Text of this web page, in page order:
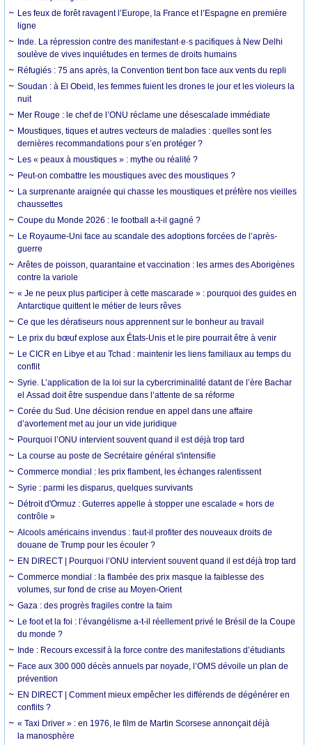
Les feux de forêt ravagent l’Europe, la France et l’Espagne en première
ligne
Inde. La répression contre des manifestant·e·s pacifiques à New Delhi
soulève de vives inquiétudes en termes de droits humains
Réfugiés : 75 ans après, la Convention tient bon face aux vents du repli
Soudan : à El Obeid, les femmes fuient les drones le jour et les violeurs la
nuit
Mer Rouge : le chef de l’ONU réclame une désescalade immédiate
Moustiques, tiques et autres vecteurs de maladies : quelles sont les
dernières recommandations pour s’en protéger ?
Les « peaux à moustiques » : mythe ou réalité ?
Peut-on combattre les moustiques avec des moustiques ?
La surprenante araignée qui chasse les moustiques et préfère nos vieilles
chaussettes
Coupe du Monde 2026 : le football a-t-il gagné ?
Le Royaume-Uni face au scandale des adoptions forcées de l’après-
guerre
Arêtes de poisson, quarantaine et vaccination : les armes des Aborigènes
contre la variole
« Je ne peux plus participer à cette mascarade » : pourquoi des guides en
Antarctique quittent le métier de leurs rêves
Ce que les dératiseurs nous apprennent sur le bonheur au travail
Le prix du bœuf explose aux États-Unis et le pire pourrait être à venir
Le CICR en Libye et au Tchad : maintenir les liens familiaux au temps du
conflit
Syrie. L’application de la loi sur la cybercriminalité datant de l’ère Bachar
el Assad doit être suspendue dans l’attente de sa réforme
Corée du Sud. Une décision rendue en appel dans une affaire
d’avortement met au jour un vide juridique
Pourquoi l’ONU intervient souvent quand il est déjà trop tard
La course au poste de Secrétaire général s'intensifie
Commerce mondial : les prix flambent, les échanges ralentissent
Syrie : parmi les disparus, quelques survivants
Détroit d'Ormuz : Guterres appelle à stopper une escalade « hors de
contrôle »
Alcools américains invendus : faut-il profiter des nouveaux droits de
douane de Trump pour les écouler ?
EN DIRECT | Pourquoi l’ONU intervient souvent quand il est déjà trop tard
Commerce mondial : la flambée des prix masque la faiblesse des
volumes, sur fond de crise au Moyen-Orient
Gaza : des progrès fragiles contre la faim
Le foot et la foi : l’évangélisme a-t-il réellement privé le Brésil de la Coupe
du monde ?
Inde : Recours excessif à la force contre des manifestations d’étudiants
Face aux 300 000 décès annuels par noyade, l’OMS dévoile un plan de
prévention
EN DIRECT | Comment mieux empêcher les différends de dégénérer en
conflits ?
« Taxi Driver » : en 1976, le film de Martin Scorsese annonçait déjà
la manosphère